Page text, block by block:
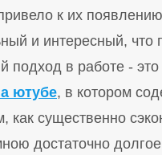
к их
и интересный,
подход в работе -
ютубе, в котором
существенно
достаточно